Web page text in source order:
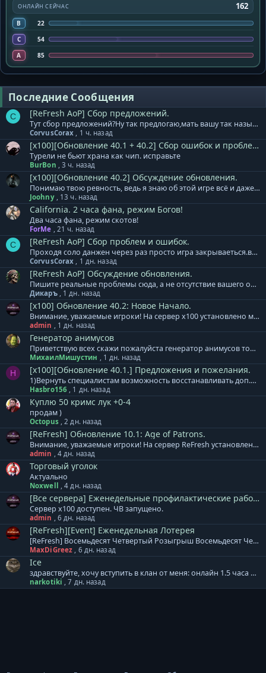
ОНЛАЙН СЕЙЧАС 162
B
22
C
54
A
85
Последние Сообщения
C [ReFresh AoP] Сбор предложений.
Тут сбор предложений?Ну так предлогаю,мать вашу так называемая,некогда уважаемая администрация-пофиксить вылеты из соло данжа *пвп вар-мы не работаем чтобы вы не могли играть*
CorvusCorax , 1 ч. назад
[x100][Обновление 40.1 + 40.2] Сбор ошибок и проблем.
Турели не бьют храна как чип. исправьте
BurBon ,3 ч. назад
[x100][Обновление 40.2] Обсуждение обновления.
Понимаю твою ревность, ведь я знаю об этой игре всё и даже больше. А ты за все это время лишь научился воровать чужие МтМ внешки перекрашивать их и выдавать за свои
Joohny , 13 ч. назад
California. 2 часа фана, режим Богов!
Два часа фана, режим скотов!
ForMe , 21 ч. назад
C [ReFresh AoP] Сбор проблем и ошибок.
Проходя соло данжен через раз просто игра закрываеться.вчера такого небыло а сегодня весь день
CorvusCorax , 1 дн. назад
[ReFresh AoP] Обсуждение обновления.
Пишите реальные проблемы сюда, а не отсутствие вашего онлайна.....
Дикаръ , 1 дн. назад
[x100] Обновление 40.2: Новое Начало.
Внимание, уважаемые игроки! На сервер x100 установлено мини-дополнение к обновлению 40.2. + Обновлены формулы расчета и коэффициенты для расчета урона и защиты генераторов Animus/MAU. Теперь влияние оказывают в том числе и сеттовые бонусы, при их наличии/активации. Тестирование полного обновления для сервера х100 продолжается. Обновление будет установлено в понедельник, 10 августа. Приносим извинения за задержку. База знаний сервера х100 - ссылка. Готовый клиент игры для сервера x100: Клиент на | Клиент на | Клиент на | Клиент на нашем сервере
admin , 1 дн. назад
Генератор анимусов
Приветствую всех скажи пожалуйста генератор анимусов точиться модиками 1-3невежи до+3 я уже штук 30 этих модиков потратил макс до +2
МихаилМишустин , 1 дн. назад
H [x100][Обновление 40.1.] Предложения и пожелания.
1)Вернуть специалистам возможность восстанавливать доп.деф. 2)Уменьшить откат ВВ. 3) исправить Анимусы, после смерти хозяина, Изида продолжает наносить урон. 4) выделение по ТАВ, убрать возможность выделять анимусов по ТАВ, очень мешает.
Hasbro156 , 1 дн. назад
Куплю 50 кримс лук +0-4
продам )
Octopus ,2 дн. назад
[ReFresh] Обновление 10.1: Age of Patrons.
Внимание, уважаемые игроки! На сервер ReFresh установлено дополнение к обновлению. В него вошло: + Специалистам расы Акретия теперь доступны новые гранатометы. Леон, Реликт, Кримсон. + Изменен тип атаки МАУ. Скиталец - одиночная атака, Зодчий - массовая атака. + Скорректированы награды и количество монстров в Cash версиях кампаний. Месть Аборигенов, Война за Элан, Эльфийский Переполох. + Массовое ослабление монстров в Землях Эльфов по группам. + Увеличен урон турелей 65 уровня. + Локационные квесты Этера перенесены к одному npc в центр локации. + Все оружие Леона выведено в отдельные модели, добавлены свечения для уникального внешнего вида. База знаний сервера ReFresh - ссылка. Готовый клиент игры для сервера ReFresh: Клиент на | Клиент на | Клиент на | Клиент на нашем сервере
admin , 4 дн. назад
Торговый уголок
Актуально
Noxwell ,4 дн. назад
[Все сервера] Еженедельные профилактические работы.
Сервер x100 доступен. ЧВ запущено.
admin , 6 дн. назад
[ReFresh][Event] Еженедельная Лотерея
[ReFresh] Восемьдесят Четвертый Розыгрыш Восемьдесят Четвертый розыгрыш произойдет 10.08.2026, среди всех участников будет разыграно: 3000 Очков Кампаний или [Кристалл Восстановления] 2000 Ивентовых Очков или [Кристалл Восстановления] 2000 Ивентовых Очков или [Кристалл Восстановления] ДДД бижутерия на выбор или [Кристалл Восстановления] ДДД бижутерия на выбор или [Кристалл Восстановления] ДДД бижутерия на выбор или [Кристалл Восстановления] [Тип-С] Хрупкий Мод.Невежества [4-6] или [Кристалл Восстановления] [Тип-С] Хрупкий Мод.Невежества [4-6] или [Кристалл Восстановления] [Тип-С] Хрупкий Мод.Невежества [4-6] или [Кристалл Восстановления] Cash Валюта 1250 GP Cash Валюта 1000 GP Cash Валюта 750 GP Дополнение к лотерее: + Ограничений по количеству билетов для аккаунта и/или персонажа - НЕТ. Все билеты участвуют в розыгрыше. + Перенос на другой аккаунт не осуществляется! + Выигранный приз НЕОБХОДИМО забрать в течение 7 дней. И помните, чем больше билетов, тем БОЛЬШЕ ШАНСОВ НА ПОБЕДУ!
MaxDiGreez , 6 дн. назад
Ice
здравствуйте, хочу вступить в клан от меня: онлайн 1.5 часа на пб от вас: лампа атаки
narkotiki ,7 дн. назад